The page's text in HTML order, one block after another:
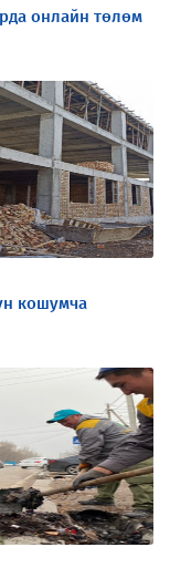
онлайн төлөм
кошумча